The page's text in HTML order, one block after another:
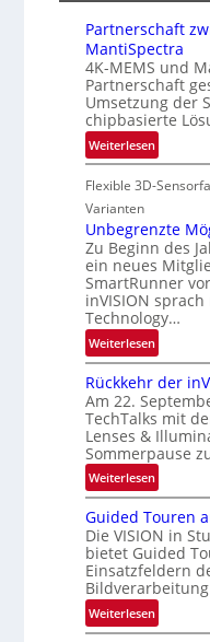
i
n
L
u
f
t
-
u
n
d
R
a
u
m
f
a
r
t
t
e
c
h
n
i
k
M
E
A
-
R
e
g
i
n
Partnerschaft
MantiSpectra
4K-MEMS und
Partnerschaft
Umsetzung der
chipbasierte
Weiterlesen:
P
a
t
n
e
r
s
c
h
t
z
w
i
s
c
h
e
n
4
K
Flexible 3D-
Varianten
Unbegrenzte
Zu Beginn des
ein neues
SmartRunner
inVISION
Technology…
Weiterlesen:
U
n
b
e
g
r
e
z
t
e
M
ö
g
Rückkehr der
Am 22.
TechTalks mit
Lenses &
Sommerpause
Weiterlesen:
R
ü
c
k
k
e
h
Guided Touren
Die VISION in
bietet Guided
Einsatzfeldern
Weiterlesen:
G